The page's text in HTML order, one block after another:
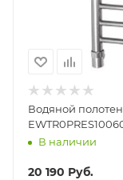
Водяной
В наличии
20 190 Руб.